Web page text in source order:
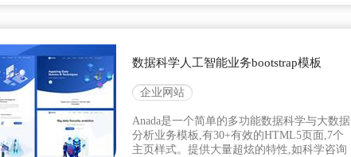
数据科学人工智能业务bootstrap模板
企业网站
Anada是一个简单的多功能数据科学与大数据
分析业务模板,有30+有效的HTML5页面,7个
主页样式。提供大量超炫的特性,如科学咨询